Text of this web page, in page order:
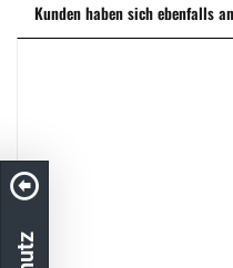
Kunden haben sich ebenfalls